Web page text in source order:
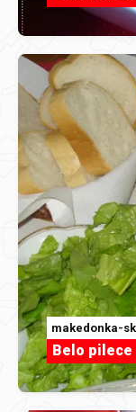
makedonka-sk
Belo pilece